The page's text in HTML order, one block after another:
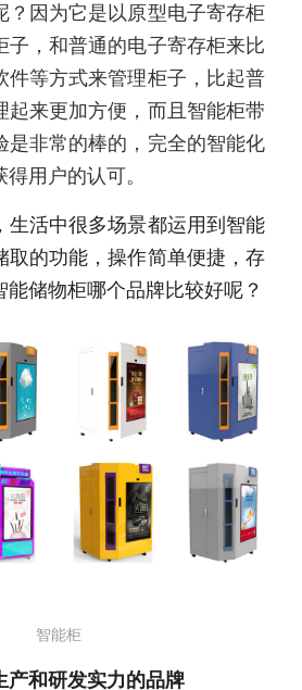
决方案
决方案（精益生产和管理）
？因为它是以原型电子寄存柜
子，和普通的电子寄存柜来比
件等方式来管理柜子，比起普
起来更加方便，而且智能柜带
是非常的棒的，完全的智能化
用户的认可。
生活中很多场景都运用到智能
取的功能，操作简单便捷，存
储物柜哪个品牌比较好呢？
智能柜
产和研发实力的品牌